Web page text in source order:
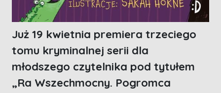
Już 19 kwietnia premiera trzeciego
tomu kryminalnej serii dla
młodszego czytelnika pod tytułem
„Ra Wszechmocny. Pogromca